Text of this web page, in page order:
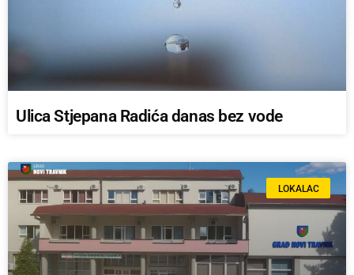
Ulica Stjepana Radića danas bez vode
LOKALAC